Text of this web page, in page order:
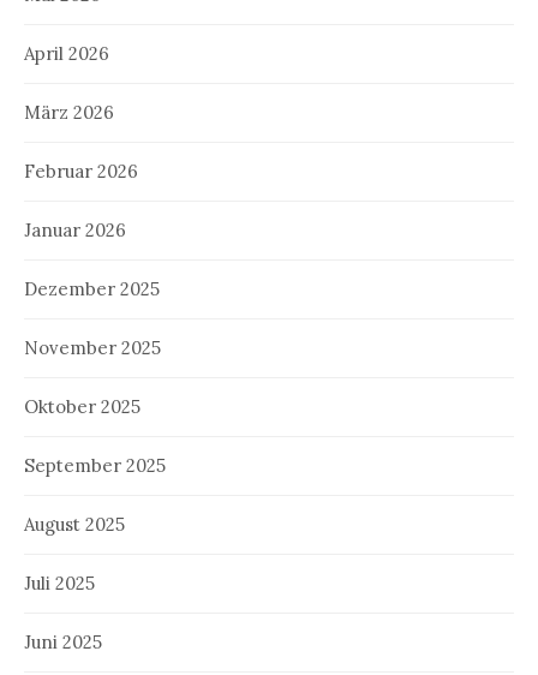
April 2026
März 2026
Februar 2026
Januar 2026
Dezember 2025
November 2025
Oktober 2025
September 2025
August 2025
Juli 2025
Juni 2025